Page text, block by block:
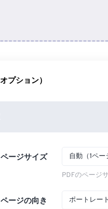
プション）
ページサイズ 自動（1ペー
PDFのページ
ページの向き ポートレート